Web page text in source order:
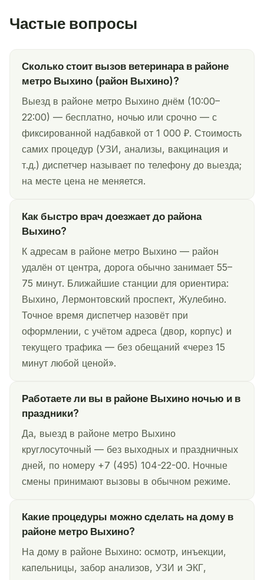
Частые вопросы
Сколько стоит вызов ветеринара в районе
метро Выхино (район Выхино)?
Выезд в районе метро Выхино днём (10:00–
22:00) — бесплатно, ночью или срочно — с
фиксированной надбавкой от 1 000 ₽. Стоимость
самих процедур (УЗИ, анализы, вакцинация и
т.д.) диспетчер называет по телефону до выезда;
на месте цена не меняется.
Как быстро врач доезжает до района
Выхино?
К адресам в районе метро Выхино — район
удалён от центра, дорога обычно занимает 55–
75 минут. Ближайшие станции для ориентира:
Выхино, Лермонтовский проспект, Жулебино.
Точное время диспетчер назовёт при
оформлении, с учётом адреса (двор, корпус) и
текущего трафика — без обещаний «через 15
минут любой ценой».
Работаете ли вы в районе Выхино ночью и в
праздники?
Да, выезд в районе метро Выхино
круглосуточный — без выходных и праздничных
дней, по номеру +7 (495) 104-22-00. Ночные
смены принимают вызовы в обычном режиме.
Какие процедуры можно сделать на дому в
районе метро Выхино?
На дому в районе Выхино: осмотр, инъекции,
капельницы, забор анализов, УЗИ и ЭКГ,